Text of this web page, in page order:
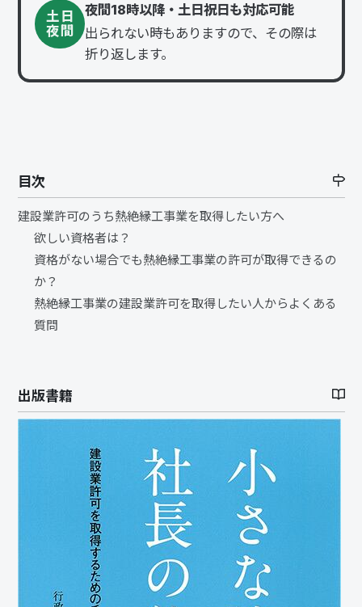
目次
建設業許可のうち熱絶縁工事業を取得したい方へ
欲しい資格者は？
資格がない場合でも熱絶縁工事業の許可が取得できるの
か？
熱絶縁工事業の建設業許可を取得したい人からよくある
質問
出版書籍
土日
夜間
夜間18時以降・土日祝日も対応可能
出られない時もありますので、その際は
折り返します。